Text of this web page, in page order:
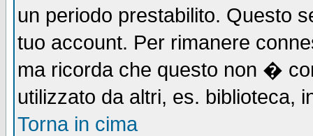
un periodo prestabilito. Questo
tuo account. Per rimanere
ma ricorda che questo non �
utilizzato da altri, es.
Torna in cima